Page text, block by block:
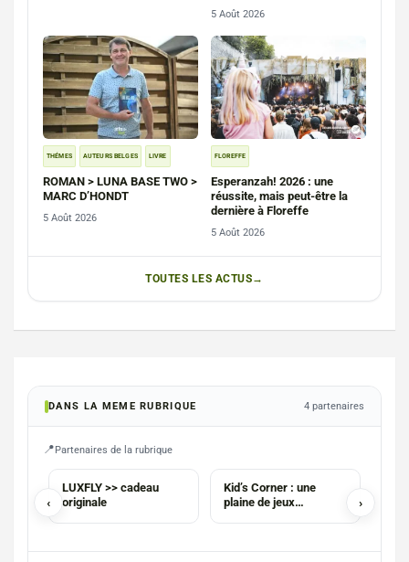
5 Août 2026
THÉMES AUTEURS BELGES LIVRE
ROMAN > LUNA BASE TWO >
MARC D’HONDT
5 Août 2026
FLOREFFE
Esperanzah! 2026 : une
réussite, mais peut-être la
dernière à Floreffe
5 Août 2026
TOUTES LES ACTUS
DANS LA MEME RUBRIQUE 4 partenaires
Partenaires de la rubrique
‹ ›
LUXFLY >> cadeau
originale
Kid’s Corner : une
plaine de jeux